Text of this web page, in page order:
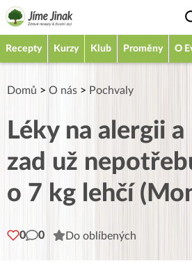
Recepty Kurzy Klub Proměny O
Domů > O nás > Pochvaly
Léky na alergii
zad už
o 7 kg lehčí
0 0 Do oblíbených